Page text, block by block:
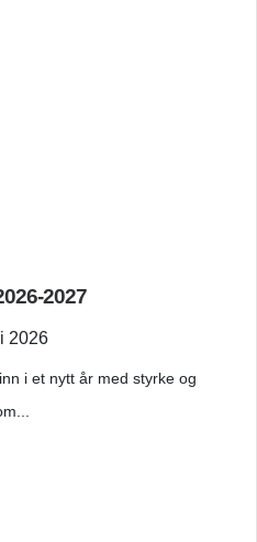
2027
2026
i et nytt år med styrke og